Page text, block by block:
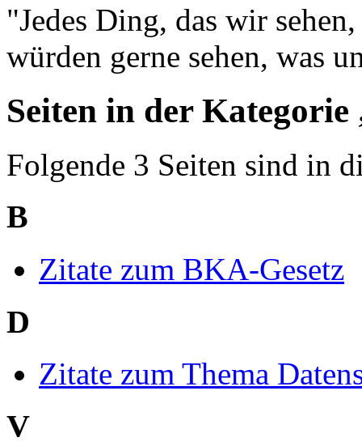
"Jedes Ding, das wir
würden gerne sehen, was
Seiten in der Kategorie
Folgende 3 Seiten sind in
B
Zitate zum BKA-Gesetz
D
Zitate zum Thema
V